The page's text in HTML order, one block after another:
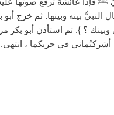
بينه وبينها. ثم خرج أبو
؟ }. ثم استأذن أبو بكر
في حربكما ، انتهى.